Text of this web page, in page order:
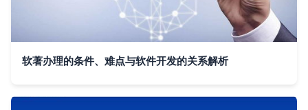
软著办理的条件、难点与软件开发的关系解析